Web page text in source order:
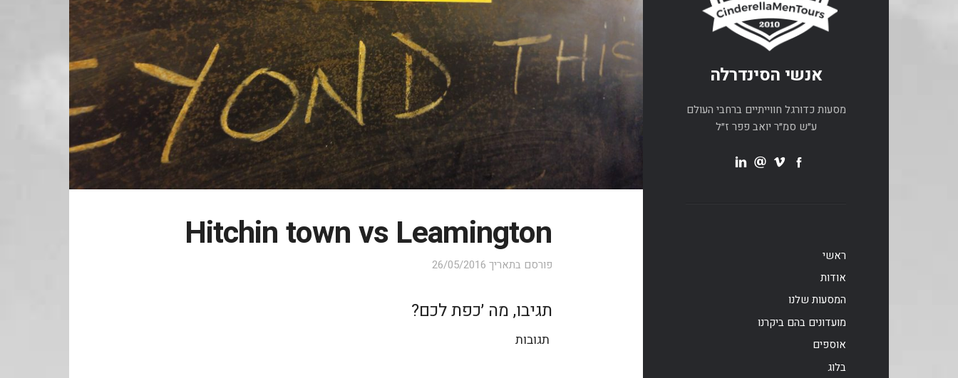
אנשי הסינדרלה
מסעות כדורגל חווייתיים ברחבי העולם
ע״ש סמ״ר יואב פפר ז״ל
ראשי
אודות
המסעות שלנו
מועדונים בהם ביקרנו
אוספים
בלוג
Hitchin town vs Leamington
פורסם בתאריך 26/05/2016
תגיבו, מה ׳כפת לכם?
תגובות